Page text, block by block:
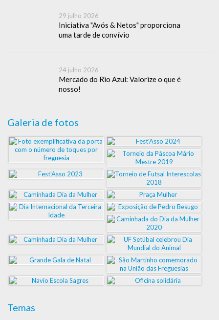
29 julho 2026
Iniciativa "Avós & Netos" proporciona
uma tarde de convívio
24 julho 2026
Mercado do Rio Azul: Valorize o que é
nosso!
Galeria de fotos
Temas